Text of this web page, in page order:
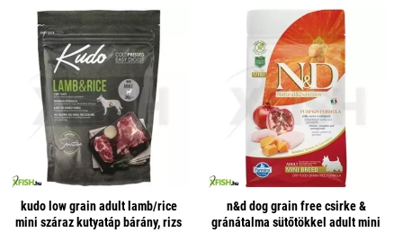
kudo low grain adult lamb/rice
mini száraz kutyatáp bárány, rizs
n&d dog grain free csirke &
gránátalma sütőtökkel adult mini